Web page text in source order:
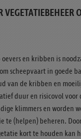
VEGETATIEBEHEER
en kribben is
scheepvaart in goede
van de kribben en
duur en risicovol voor
klimmers en worden
te (helpen) beheren.
kort te houden kan